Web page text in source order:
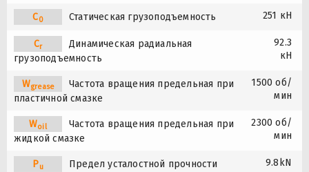
C0 Статическая грузоподъемность 251 кН
Cr
Динамическая радиальная
грузоподъемность
92.3
кН
Wgrease
Частота вращения предельная при
пластичной смазке
1500 об/
мин
Woil
Частота вращения предельная при
жидкой смазке
2300 об/
мин
Pu Предел усталостной прочности 9.8kN